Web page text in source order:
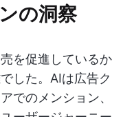
の洞察
を促進しているか
した。AIは広告ク
でのメンション、